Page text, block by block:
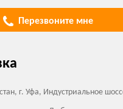
г. Уфа, Индустриальное
Перезвоните мне